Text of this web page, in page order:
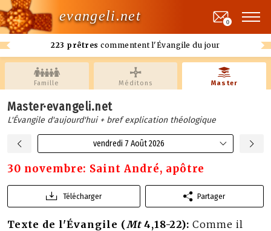
evangeli.net
223 prêtres commentent l'Évangile du jour
0
Famille Méditons Master
Master·evangeli.net
L'Évangile d'aujourd'hui + bref explication théologique
vendredi 7 Août 2026
30 novembre: Saint André, apôtre
Télécharger Partager
Texte de l'Évangile (Mt4,18-22): Comme il